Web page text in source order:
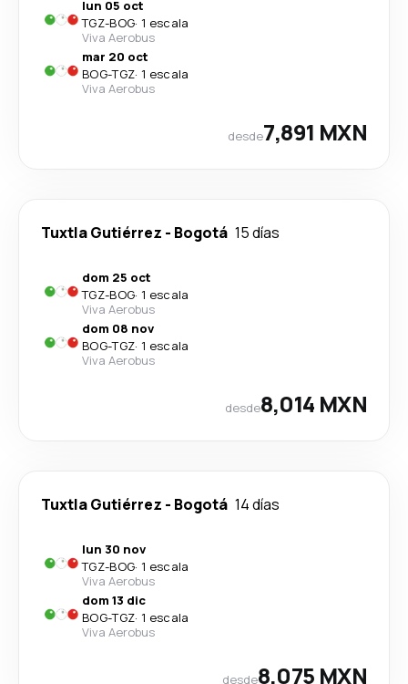
lun 05 oct
TGZ-BOG· 1 escala
Viva Aerobus
mar 20 oct
BOG-TGZ· 1 escala
Viva Aerobus
desde7,891 MXN
Tuxtla Gutiérrez - Bogotá 15 días
dom 25 oct
TGZ-BOG· 1 escala
Viva Aerobus
dom 08 nov
BOG-TGZ· 1 escala
Viva Aerobus
desde8,014 MXN
Tuxtla Gutiérrez - Bogotá 14 días
lun 30 nov
TGZ-BOG· 1 escala
Viva Aerobus
dom 13 dic
BOG-TGZ· 1 escala
Viva Aerobus
desde8,075 MXN